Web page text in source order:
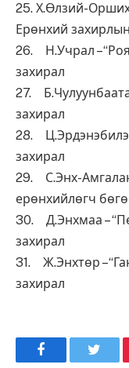
25. Х.Өлзий-Орших
Ерөнхий
26. Н.Учрал
захирал
27.
захирал
28.
захирал
29. С.Энх-Амгалан
ерөнхийлөгч
30. Д.Энхмаа –
захирал
31. Ж.Энхтөр
захирал
Facebook